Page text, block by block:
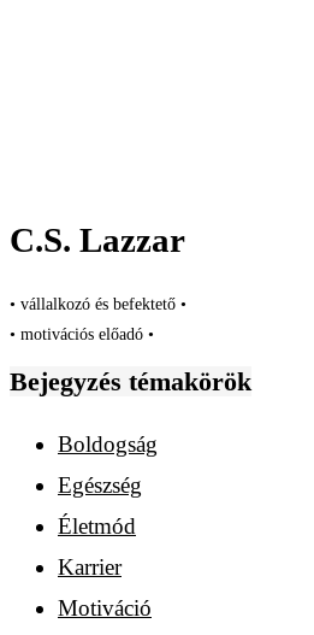
C.S. Lazzar
• vállalkozó és befektető •
• motivációs előadó •
Bejegyzés témakörök
Boldogság
Egészség
Életmód
Karrier
Motiváció